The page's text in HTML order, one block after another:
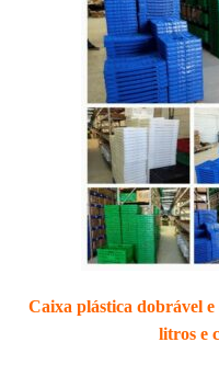
Caixa plástica dobrável
litros e